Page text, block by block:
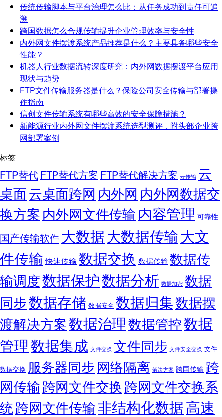
传统传输脚本与平台治理怎么比：从任务成功到责任可追
溯
跨国数据怎么合规传输提升企业管理效率与安全性
内外网文件摆渡系统产品推荐是什么？主要具备哪些安全
性能？
机器人行业数据流转深度研究：内外网数据摆渡平台应用
现状与趋势
FTP文件传输服务器是什么？保险公司安全传输与部署操
作指南
信创文件传输系统有哪些高效的安全保障措施？
新能源行业内外网文件摆渡系统选型测评，附头部企业跨
网部署案例
标签
FTP替代FTP替代方案 FTP替代解决方案 云传输 云
桌面云桌面跨网 内外网 内外网数据交
换方案内外网文件传输内容管理 可靠性
国产传输软件 大数据大数据传输大文
件传输 快速传输 数据交换 数据传输数据传
输调度数据保护数据分析 数据加密 数据
同步数据存储 数据安全 数据归集数据摆
渡解决方案数据治理数据管控数据
管理数据集成 文件交换 文件同步 文件安全交换 文件
数据交换 服务器同步网络隔离 解决方案 跨国传输 跨
网传输跨网文件交换跨网文件交换系
统跨网文件传输非结构化数据高速